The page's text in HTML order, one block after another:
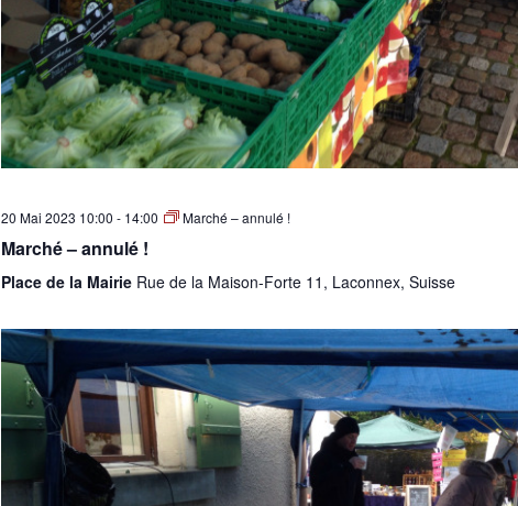
20 Mai 2023 10:00 - 14:00 Marché – annulé !
Marché – annulé !
Place de la Mairie Rue de la Maison-Forte 11, Laconnex, Suisse